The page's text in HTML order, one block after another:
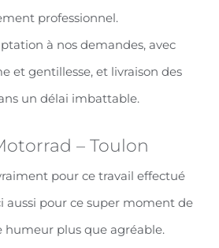
professionnel.
à nos demandes, avec
et gentillesse, et livraison des
un délai imbattable.
– Toulon
pour ce travail effectué
aussi pour ce super moment de
humeur plus que agréable.